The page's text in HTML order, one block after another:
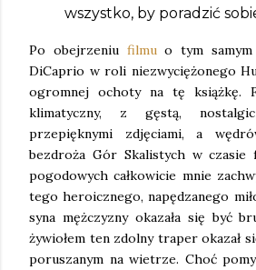
wszystko, by poradzić
Po obejrzeniu filmu o tym
DiCaprio w roli niezwyciężonego
ogromnej ochoty na tę książkę.
klimatyczny, z gęstą,
przepięknymi zdjęciami, a
bezdroża Gór Skalistych w czasie
pogodowych całkowicie mnie
tego heroicznego, napędzanego
syna mężczyzny okazała się być
żywiołem ten zdolny traper okazał
poruszanym na wietrze. Choć